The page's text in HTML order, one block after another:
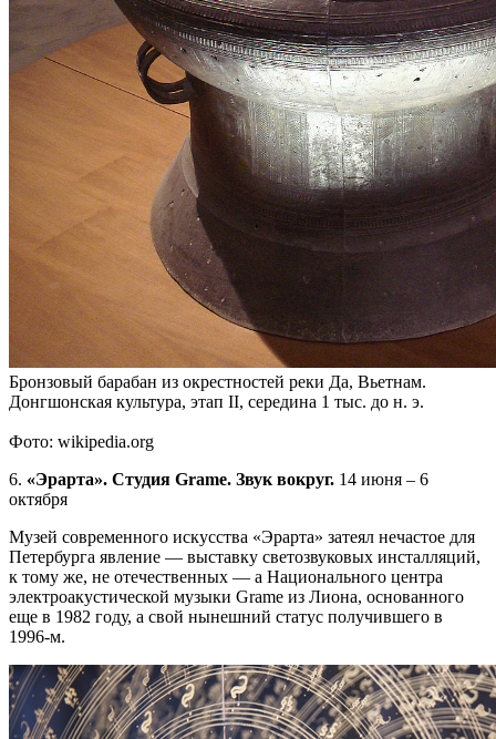
Бронзовый барабан из окрестностей реки Да, Вьетнам.
Донгшонская культура, этап II, середина 1 тыс. до н. э.
Фото: wikipedia.org
6. «Эрарта». Студия Grame. Звук вокруг. 14 июня – 6
октября
Музей современного искусства «Эрарта» затеял нечастое для
Петербурга явление — выставку светозвуковых инсталляций,
к тому же, не отечественных — а Национального центра
электроакустической музыки Grame из Лиона, основанного
еще в 1982 году, а свой нынешний статус получившего в
1996-м.